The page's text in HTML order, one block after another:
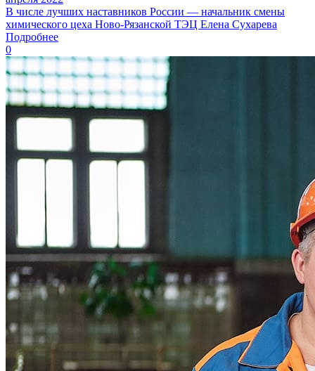
В числе лучших наставников России — начальник смены
химического цеха Ново-Рязанской ТЭЦ Елена Сухарева
Подробнее
0